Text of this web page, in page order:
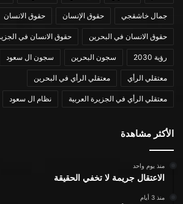
جمال خاشقجي حقوق الإنسان حقوق الانسان
حقوق الانسان في البحرين حقوق الانسان في
رؤية 2030 سجون البحرين سجون ال سعود
معتقلي الرأي معتقلي الرأي في البحرين
معتقلي الرأي في الجزيرة العربية نظام ال سعود
الأكثر مشاهدة
منذ يوم واحد
الاعتقال جريمة لا تخفي الحقيقة
منذ 3 أيام